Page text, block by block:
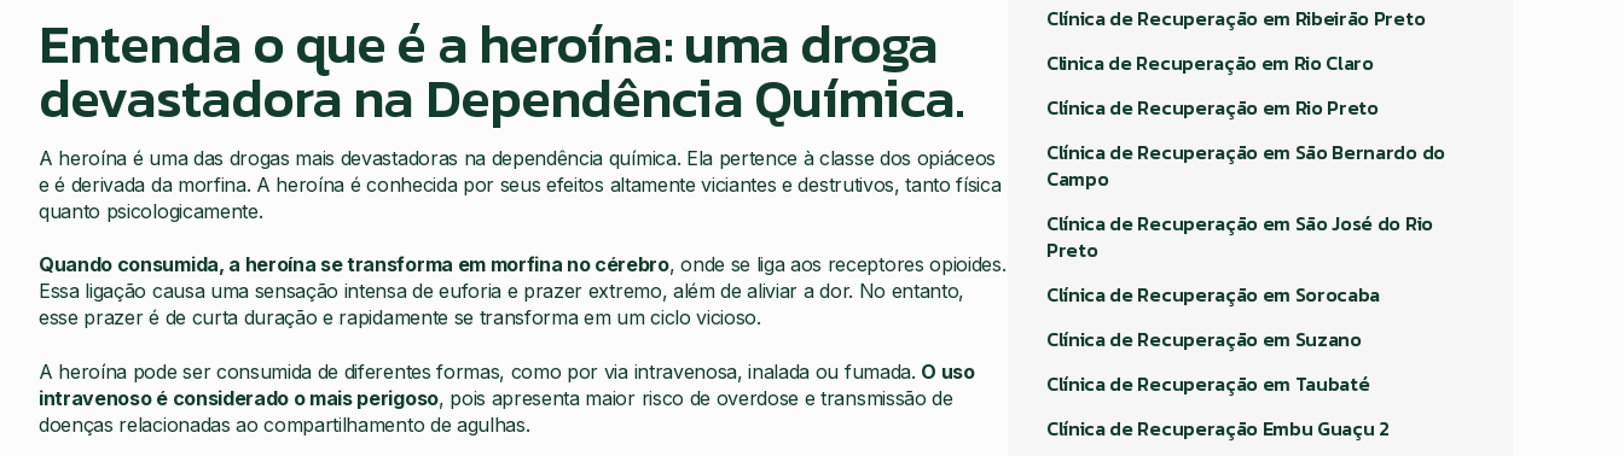
Entenda o que é a heroína: uma droga
devastadora na Dependência Química.
A heroína é uma das drogas mais devastadoras na dependência química. Ela pertence à classe dos opiáceos
e é derivada da morfina. A heroína é conhecida por seus efeitos altamente viciantes e destrutivos, tanto física
quanto psicologicamente.
Quando consumida, a heroína se transforma em morfina no cérebro, onde se liga aos receptores opioides.
Essa ligação causa uma sensação intensa de euforia e prazer extremo, além de aliviar a dor. No entanto,
esse prazer é de curta duração e rapidamente se transforma em um ciclo vicioso.
A heroína pode ser consumida de diferentes formas, como por via intravenosa, inalada ou fumada. O uso
intravenoso é considerado o mais perigoso, pois apresenta maior risco de overdose e transmissão de
doenças relacionadas ao compartilhamento de agulhas.
Clínica de Recuperação em Ribeirão Preto
Clinica de Recuperação em Rio Claro
Clínica de Recuperação em Rio Preto
Clínica de Recuperação em São Bernardo do
Campo
Clínica de Recuperação em São José do Rio
Preto
Clínica de Recuperação em Sorocaba
Clínica de Recuperação em Suzano
Clínica de Recuperação em Taubaté
Clínica de Recuperação Embu Guaçu 2